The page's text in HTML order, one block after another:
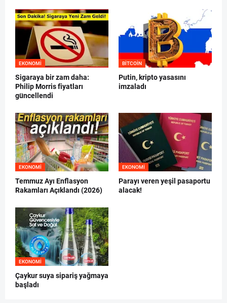
EKONOMI
Sigaraya bir zam daha:
Philip Morris fiyatları
güncellendi
BITCOIN
Putin, kripto yasasını
imzaladı
EKONOMI
Temmuz Ayı Enflasyon
Rakamları Açıklandı (2026)
EKONOMI
Parayı veren yeşil pasaportu
alacak!
EKONOMI
Çaykur suya sipariş yağmaya
başladı